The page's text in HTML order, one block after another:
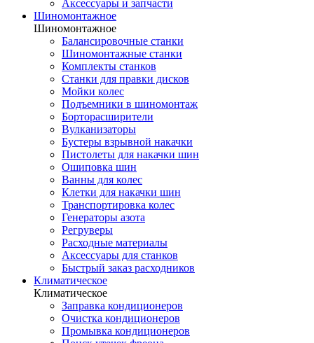
Аксессуары и запчасти
Шиномонтажное
Шиномонтажное
Балансировочные станки
Шиномонтажные станки
Комплекты станков
Станки для правки дисков
Мойки колес
Подъемники в шиномонтаж
Борторасширители
Вулканизаторы
Бустеры взрывной накачки
Пистолеты для накачки шин
Ошиповка шин
Ванны для колес
Клетки для накачки шин
Транспортировка колес
Генераторы азота
Регруверы
Расходные материалы
Аксессуары для станков
Быстрый заказ расходников
Климатическое
Климатическое
Заправка кондиционеров
Очистка кондиционеров
Промывка кондиционеров